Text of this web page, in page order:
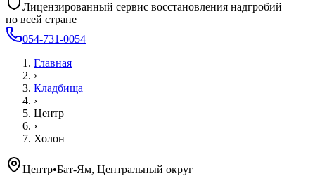
Лицензированный сервис восстановления надгробий —
по всей стране
054-731-0054
Главная
›
Кладбища
›
Центр
›
Холон
Центр•Бат-Ям, Центральный округ